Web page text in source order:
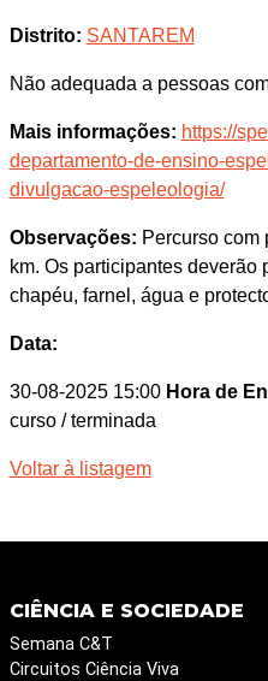
Distrito: SANTAREM
Não adequada a pessoas
Mais informações: https://
departamento-de-ensino-
divulgacao-espeleologia/
Observações: Percurso com
km. Os participantes deverão
chapéu, farnel, água e
Data:
30-08-2025 15:00 Hora de
curso / terminada
Voltar à listagem
CIÊNCIA E SOCIEDADE
Semana C&T
Circuitos Ciência Viva